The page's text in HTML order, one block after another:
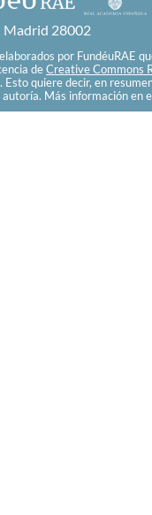
Madrid 28002
por FundéuRAE
de Creative Commons
. Esto quiere decir, en
Más información en